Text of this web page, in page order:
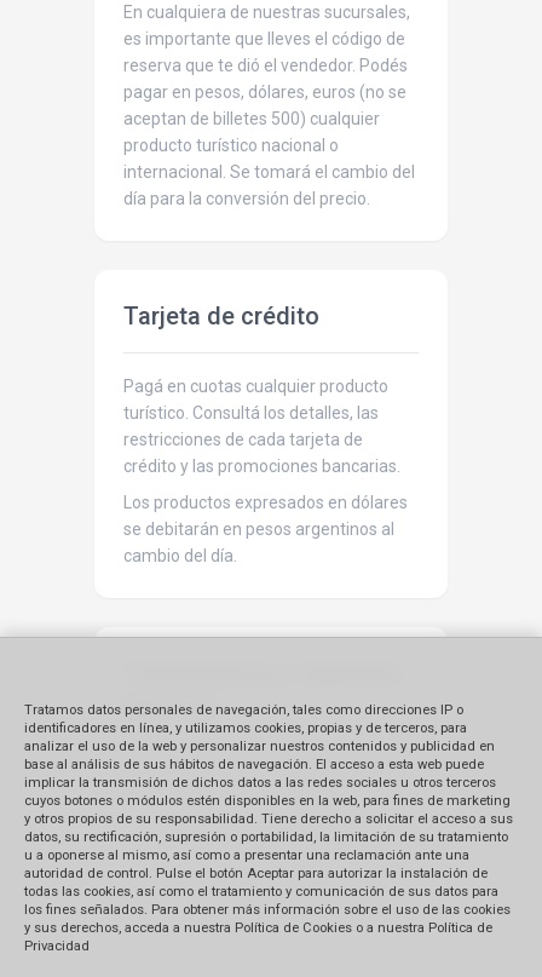
En cualquiera de nuestras sucursales,
es importante que lleves el código de
reserva que te dió el vendedor. Podés
pagar en pesos, dólares, euros (no se
aceptan de billetes 500) cualquier
producto turístico nacional o
internacional. Se tomará el cambio del
día para la conversión del precio.
Tarjeta de crédito
Pagá en cuotas cualquier producto
turístico. Consultá los detalles, las
restricciones de cada tarjeta de
crédito y las promociones bancarias.
Los productos expresados en dólares
se debitarán en pesos argentinos al
cambio del día.
bancario
Podés hacerlos personalmente en el
banco, por cajero automático o desde
tu computadora.
El tiempo de acreditación varía entre
48 y 72 h de acuerdo al tipo de
transferencia que hagas. Si se hace
Tratamos datos personales de navegación, tales como direcciones IP o
identificadores en línea, y utilizamos cookies, propias y de terceros, para
analizar el uso de la web y personalizar nuestros contenidos y publicidad en
base al análisis de sus hábitos de navegación. El acceso a esta web puede
implicar la transmisión de dichos datos a las redes sociales u otros terceros
cuyos botones o módulos estén disponibles en la web, para fines de marketing
y otros propios de su responsabilidad. Tiene derecho a solicitar el acceso a sus
datos, su rectificación, supresión o portabilidad, la limitación de su tratamiento
u a oponerse al mismo, así como a presentar una reclamación ante una
autoridad de control. Pulse el botón Aceptar para autorizar la instalación de
todas las cookies, así como el tratamiento y comunicación de sus datos para
los fines señalados. Para obtener más información sobre el uso de las cookies
y sus derechos, acceda a nuestra Política de Cookies o a nuestra Política de
Privacidad